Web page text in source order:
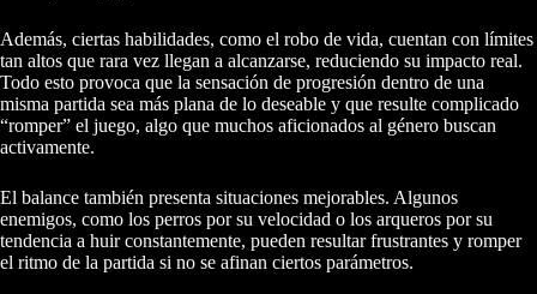
Además, ciertas habilidades, como el robo de vida, cuentan con límites
tan altos que rara vez llegan a alcanzarse, reduciendo su impacto real.
Todo esto provoca que la sensación de progresión dentro de una
misma partida sea más plana de lo deseable y que resulte complicado
“romper” el juego, algo que muchos aficionados al género buscan
activamente.
El balance también presenta situaciones mejorables. Algunos
enemigos, como los perros por su velocidad o los arqueros por su
tendencia a huir constantemente, pueden resultar frustrantes y romper
el ritmo de la partida si no se afinan ciertos parámetros.